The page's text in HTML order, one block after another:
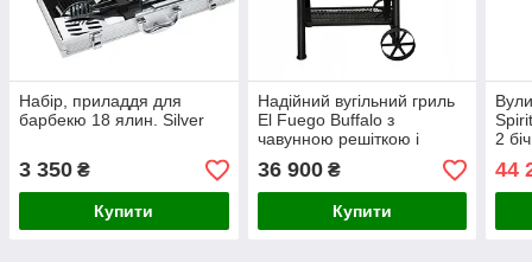
Набір, приладдя для
барбекю 18 ялин. Silver
3 350 ₴
Купити
Надійний вугільний гриль
El Fuego Buffalo з
чавунною решіткою і
функцією коптильні
36 900₴
Купити
2
44